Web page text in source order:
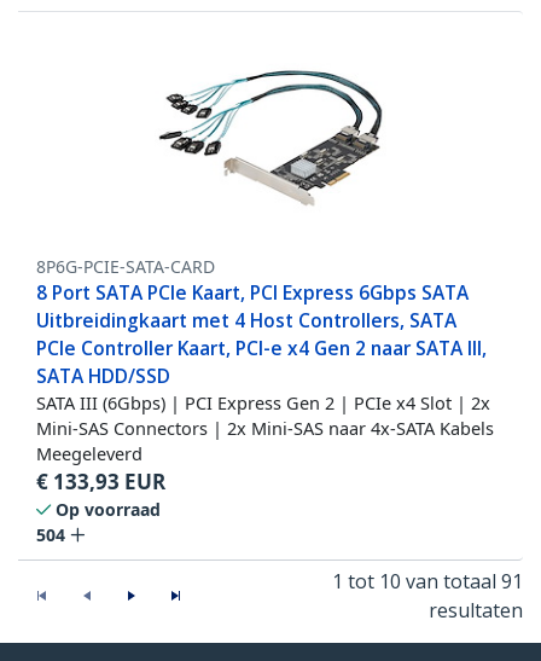
8P6G-PCIE-SATA-CARD
8 Port SATA PCIe Kaart, PCI Express 6Gbps SATA
Uitbreidingkaart met 4 Host Controllers, SATA
PCIe Controller Kaart, PCI-e x4 Gen 2 naar SATA III,
SATA HDD/SSD
SATA III (6Gbps) | PCI Express Gen 2 | PCIe x4 Slot | 2x
Mini-SAS Connectors | 2x Mini-SAS naar 4x-SATA Kabels
Meegeleverd
€ 133,93 EUR
Op voorraad
504
1 tot 10 van totaal 91
resultaten